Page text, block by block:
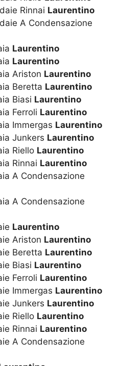
Rinnai Laurentino
A Condensazione
Laurentino
Laurentino
Ariston Laurentino
Beretta Laurentino
Biasi Laurentino
Ferroli Laurentino
Immergas Laurentino
Junkers Laurentino
Riello Laurentino
Rinnai Laurentino
A Condensazione
A Condensazione
Laurentino
Ariston Laurentino
Beretta Laurentino
Biasi Laurentino
Ferroli Laurentino
Immergas Laurentino
Junkers Laurentino
Riello Laurentino
Rinnai Laurentino
A Condensazione